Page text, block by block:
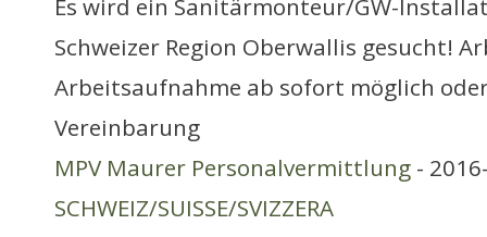
Es wird ein Sanitärmonteur/GW-
Schweizer Region Oberwallis gesucht!
Arbeitsaufnahme ab sofort möglich
Vereinbarung
MPV Maurer Personalvermittlung -
SCHWEIZ/SUISSE/SVIZZERA